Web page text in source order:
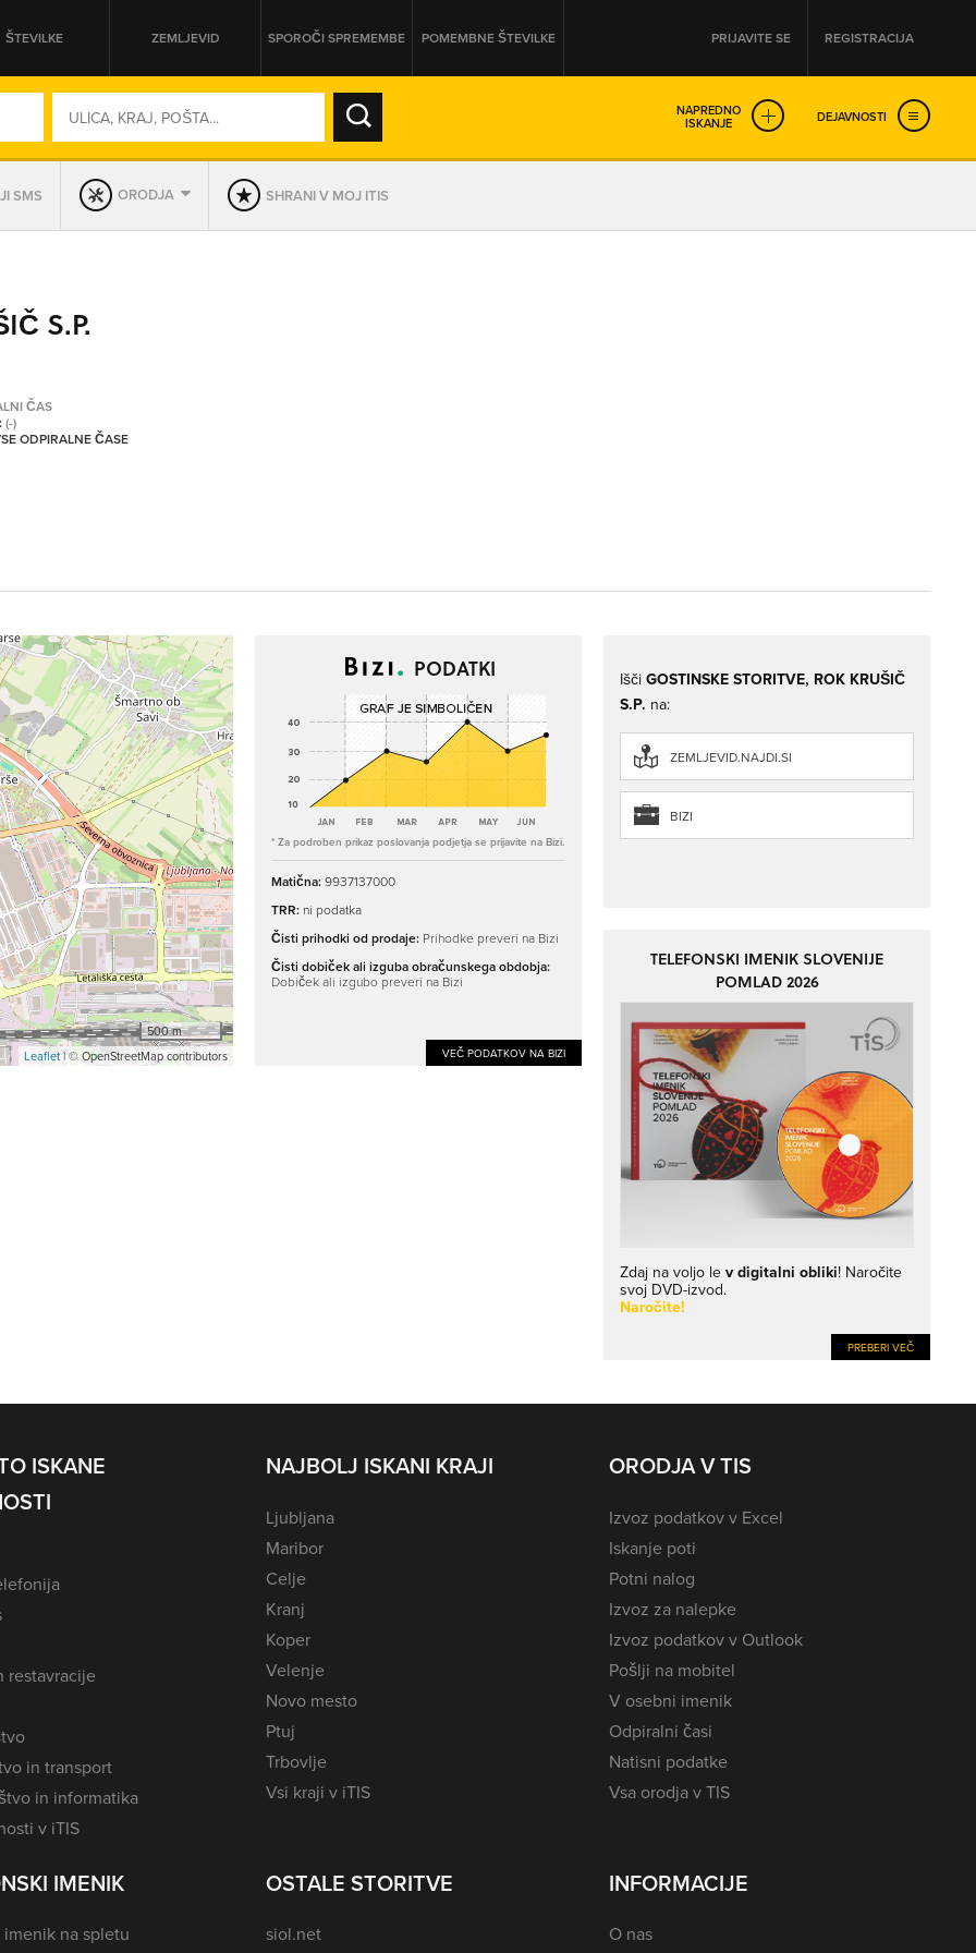
ŠTEVILKE ZEMLJEVID SPOROČI SPREMEMBE POMEMBNE ŠTEVILKE PRIJAVITE SE REGISTRACIJA
NAPREDNO
ISKANJE DEJAVNOSTI
SO ODPRTA V
SMS ORODJA SHRANI V MOJ ITIS
S.P.
ČAS
(-)
ODPIRALNE ČASE
500 m
Leaflet| © OpenStreetMap contributors
PODATKI
* Za podroben prikaz poslovanja podjetja se prijavite na Bizi.
Matična:9937137000
TRR: ni podatka
Čisti prihodki od prodaje: Prihodke preveri na Bizi
Čisti dobiček ali izguba obračunskega obdobja:
Dobiček ali izgubo preveri na Bizi
VEČ PODATKOV NA BIZI
Išči GOSTINSKE STORITVE, ROK KRUŠIČ
S.P. na:
ZEMLJEVID.NAJDI.SI
BIZI
TELEFONSKI IMENIK SLOVENIJE
POMLAD 2026
Zdaj na voljo le v digitalni obliki! Naročite
svoj DVD-izvod.
Naročite!
PREBERI VEČ
ISKANE
restavracije
in transport
in informatika
v iTIS
NAJBOLJ ISKANI KRAJI
Ljubljana
Maribor
Celje
Kranj
Koper
Velenje
Novo mesto
Ptuj
Trbovlje
Vsi kraji v iTIS
ORODJA V TIS
Izvoz podatkov v Excel
Iskanje poti
Potni nalog
Izvoz za nalepke
Izvoz podatkov v Outlook
Pošlji na mobitel
V osebni imenik
Odpiralni časi
Natisni podatke
Vsa orodja v TIS
IMENIK
na spletu
OSTALE STORITVE
siol.net
INFORMACIJE
O nas